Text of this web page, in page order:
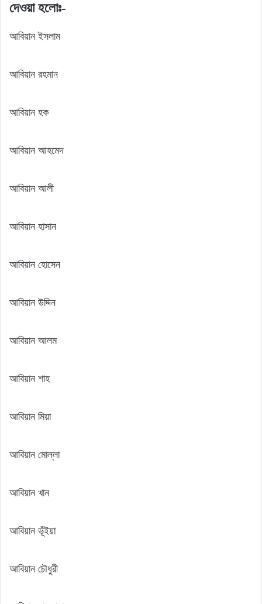
দেওয়া হলোঃ-
আবিয়ান ইসলাম
আবিয়ান রহমান
আবিয়ান হক
আবিয়ান আহমেদ
আবিয়ান আলী
আবিয়ান হাসান
আবিয়ান হোসেন
আবিয়ান উদ্দিন
আবিয়ান আলম
আবিয়ান শাহ
আবিয়ান মিয়া
আবিয়ান মোল্লা
আবিয়ান খান
আবিয়ান ভূঁইয়া
আবিয়ান চৌধুরী